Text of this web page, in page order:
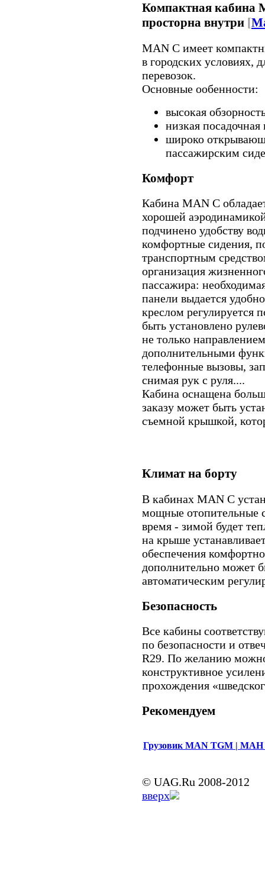
Компактная кабина
просторна внутри [
MAN C имеет
в городских условиях,
перевозок.
Основные ообенности:
высокая
низкая посадочная
широко
пассажирским
Комфорт
Кабина MAN C
хорошей
подчинено удобству
комфортные сидения,
транспортным
организация
пассажира:
панели выдается
креслом регулируется
быть установлено
не только
дополнительными
телефонные вызовы,
снимая рук с руля....
Кабина оснащена
заказу может быть
съемной крышкой,
Климат на борту
В кабинах MAN C
мощные отопительные
время - зимой будет
на крыше
обеспечения
дополнительно может
автоматическим
Безопасность
Все кабины
по безопасности и
R29. По желанию можно
конструктивное
прохождения
Рекомендуем
Грузовик MAN TGM |
© UAG.Ru 2008-2012
вверх